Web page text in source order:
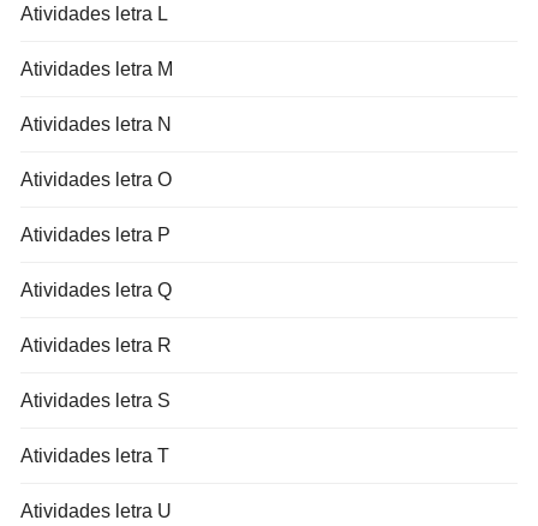
Atividades letra L
Atividades letra M
Atividades letra N
Atividades letra O
Atividades letra P
Atividades letra Q
Atividades letra R
Atividades letra S
Atividades letra T
Atividades letra U